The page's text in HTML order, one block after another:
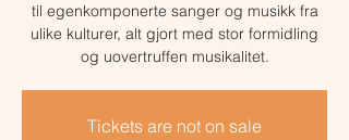
til egenkomponerte sanger og musikk fra
ulike kulturer, alt gjort med stor formidling
og uovertruffen musikalitet.
Tickets are not on sale